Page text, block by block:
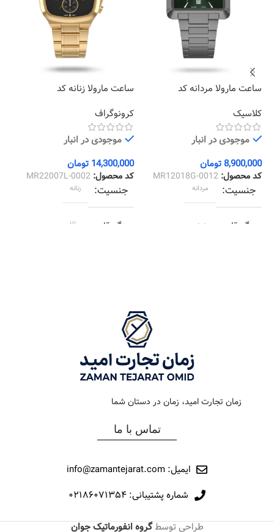
ساعت مارولا مردانه کد
کلاسیک
موجودی در انبار
8,900,000تومان
کد محصول: MR12018G-0012
جنسیت مردانه
رنگ قاب دودی
کلاسیک
رفرانس 12018
ساعت مارولا زنانه کد
کرونوگراف
موجودی در انبار
14,300,000 تومان
کد محصول: MR22007L-0002
جنسیت زنانه
رنگ قاب طلایی
جنس بند
نوع ساعت
رفرانس
برند
زمان تجارت امید، زمان در دستان شما
تماس با ما
ایمیل: info@zamantejarat.com
شماره پشتیبانی: ۰۲۱۸۶۰۷۱۳۵۴
طراحی توسطگروه انفورماتیک جوان